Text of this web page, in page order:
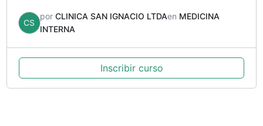
CS
por CLINICA SAN IGNACIO LTDAen MEDICINA
INTERNA
Inscribir curso